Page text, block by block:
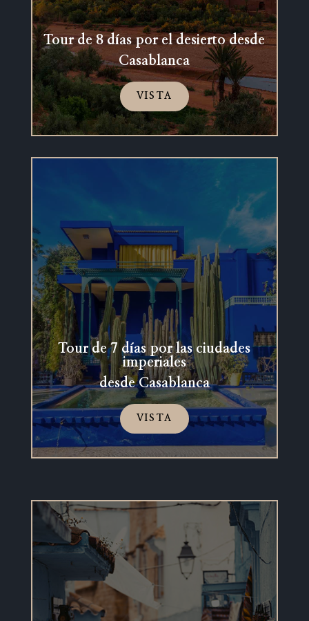
Tour de 8 días por el desierto desde
Casablanca
VISTA
Tour de 7 días por las ciudades
imperiales
desde Casablanca
VISTA